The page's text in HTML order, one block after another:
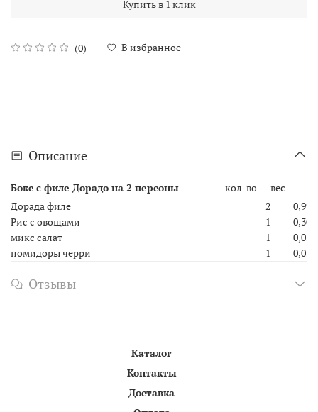
(0) В избранное
Купить в 1 клик
Описание
Бокс с филе Дорадо на 2 персоны кол-во
вес
Дорада филе
2
0,990
Рис с овощами
1
0,300
микс салат
1
0,050
помидоры черри
1 0,035
Отзывы
Каталог
Контакты
Доставка